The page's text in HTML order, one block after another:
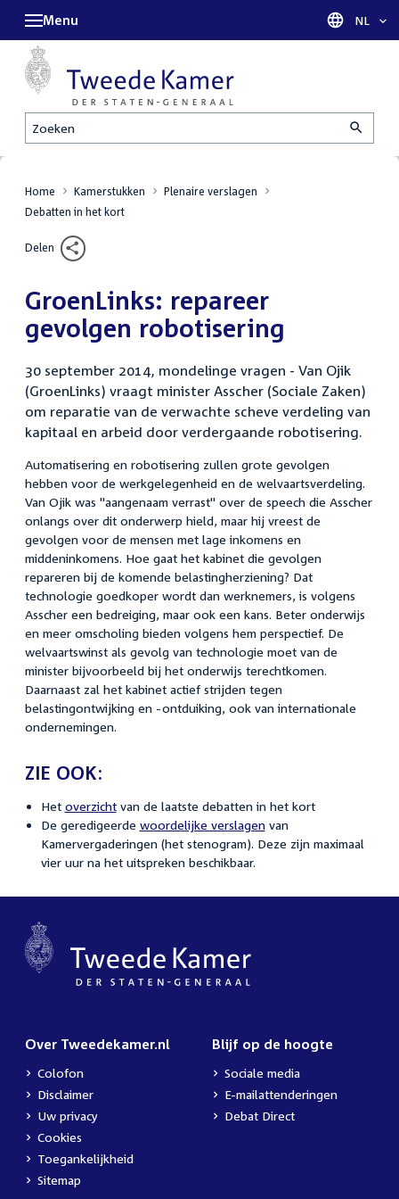
Zoeken
Menu Taal
NL
Home Kamerstukken
Plenaire verslagen
Debatten in het kort
Delen
GroenLinks: repareer
gevolgen robotisering
30 september 2014, mondelinge vragen - Van Ojik
(GroenLinks) vraagt minister Asscher (Sociale Zaken)
om reparatie van de verwachte scheve verdeling van
kapitaal en arbeid door verdergaande robotisering.
Automatisering en robotisering zullen grote gevolgen
hebben voor de werkgelegenheid en de welvaartsverdeling.
Van Ojik was "aangenaam verrast" over de speech die Asscher
onlangs over dit onderwerp hield, maar hij vreest de
gevolgen voor de mensen met lage inkomens en
middeninkomens. Hoe gaat het kabinet die gevolgen
repareren bij de komende belastingherziening? Dat
technologie goedkoper wordt dan werknemers, is volgens
Asscher een bedreiging, maar ook een kans. Beter onderwijs
en meer omscholing bieden volgens hem perspectief. De
welvaartswinst als gevolg van technologie moet van de
minister bijvoorbeeld bij het onderwijs terechtkomen.
Daarnaast zal het kabinet actief strijden tegen
belastingontwijking en -ontduiking, ook van internationale
ondernemingen.
ZIE OOK:
Het overzichtvan de laatste debatten in het kort
De geredigeerde woordelijke verslagenvan
Kamervergaderingen (het stenogram). Deze zijn maximaal
vier uur na het uitspreken beschikbaar.
Over Tweedekamer.nl
Colofon
Disclaimer
Uw privacy
Cookies
Toegankelijkheid
Sitemap
Blijf op de hoogte
Sociale media
E-mailattenderingen
Debat Direct